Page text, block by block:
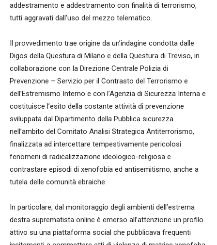
addestramento e addestramento con finalità di terrorismo,
tutti aggravati dall’uso del mezzo telematico.
Il provvedimento trae origine da un’indagine condotta dalle
Digos della Questura di Milano e della Questura di Treviso, in
collaborazione con la Direzione Centrale Polizia di
Prevenzione – Servizio per il Contrasto del Terrorismo e
dell’Estremismo Interno e con l’Agenzia di Sicurezza Interna e
costituisce l’esito della costante attività di prevenzione
sviluppata dal Dipartimento della Pubblica sicurezza
nell’ambito del Comitato Analisi Strategica Antiterrorismo,
finalizzata ad intercettare tempestivamente pericolosi
fenomeni di radicalizzazione ideologico-religiosa e
contrastare episodi di xenofobia ed antisemitismo, anche a
tutela delle comunità ebraiche.
In particolare, dal monitoraggio degli ambienti dell’estrema
destra suprematista online è emerso all’attenzione un profilo
attivo su una piattaforma social che pubblicava frequenti